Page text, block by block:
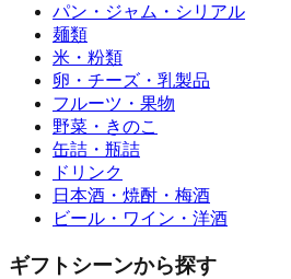
パン・ジャム・シリアル
麺類
米・粉類
卵・チーズ・乳製品
フルーツ・果物
野菜・きのこ
缶詰・瓶詰
ドリンク
日本酒・焼酎・梅酒
ビール・ワイン・洋酒
ギフトシーンから探す